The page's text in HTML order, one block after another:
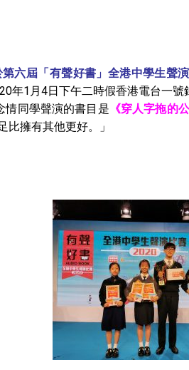
六屆「有聲好書」全港中學生聲
年1月4日下午二時假香港電台一
情同學聲演的書目是 《穿人字拖的
擁有其他更好。」